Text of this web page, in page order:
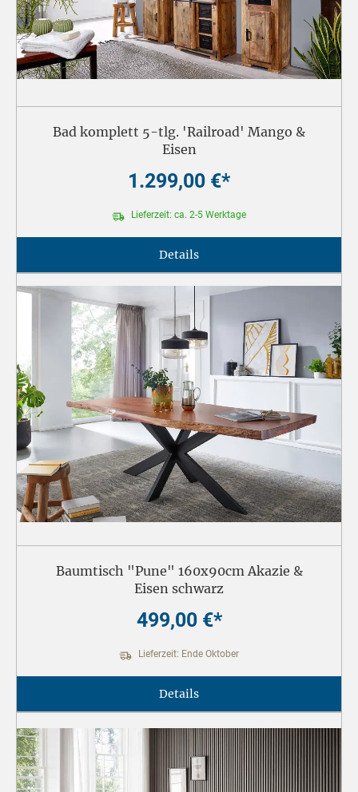
Bad komplett 5-tlg. 'Railroad' Mango &
Eisen
1.299,00 €*
Lieferzeit: ca. 2-5 Werktage
Details
Baumtisch "Pune" 160x90cm Akazie &
Eisen schwarz
499,00 €*
Lieferzeit: Ende Oktober
Details